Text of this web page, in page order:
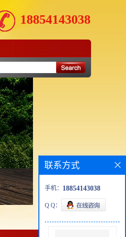
18854143038
联系方式
手机： 18854143038
Q Q：